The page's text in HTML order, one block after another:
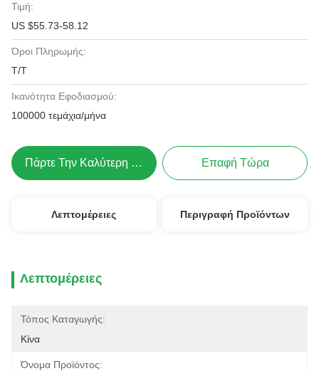
Τιμή:
US $55.73-58.12
Όροι Πληρωμής:
Τ/Τ
Ικανότητα Εφοδιασμού:
100000 τεμάχια/μήνα
Πάρτε Την Καλύτερη Τιμή Επαφή Τώρα
Λεπτομέρειες Περιγραφή Προϊόντων
Λεπτομέρειες
Τόπος Καταγωγής:
Κίνα
Όνομα Προϊόντος: